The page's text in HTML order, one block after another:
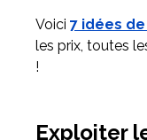
Voici 7 idées
les prix, toutes
!
Exploiter